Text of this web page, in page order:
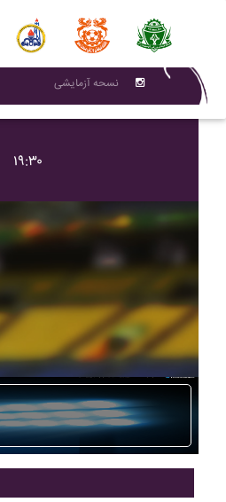
نسحه آزمایشی
۱۹:۳۰